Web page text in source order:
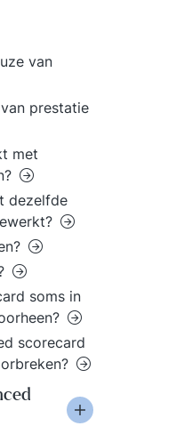
van
prestatie
met
dezelfde
soms in
scorecard